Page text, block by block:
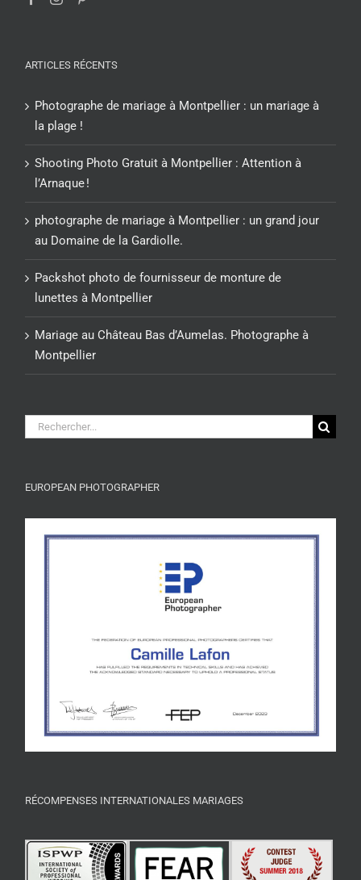
ARTICLES RÉCENTS
Photographe de mariage à Montpellier : un mariage à
la plage !
Shooting Photo Gratuit à Montpellier : Attention à
l’Arnaque !
photographe de mariage à Montpellier : un grand jour
au Domaine de la Gardiolle.
Packshot photo de fournisseur de monture de
lunettes à Montpellier
Mariage au Château Bas d’Aumelas. Photographe à
Montpellier
Rechercher:
EUROPEAN PHOTOGRAPHER
RÉCOMPENSES INTERNATIONALES MARIAGES